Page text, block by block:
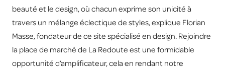
beauté et le design, où chacun exprime son unicité à
travers un mélange éclectique de styles, explique Florian
Masse, fondateur de ce site spécialisé en design. Rejoindre
la place de marché de La Redoute est une formidable
opportunité d’amplificateur, cela en rendant notre